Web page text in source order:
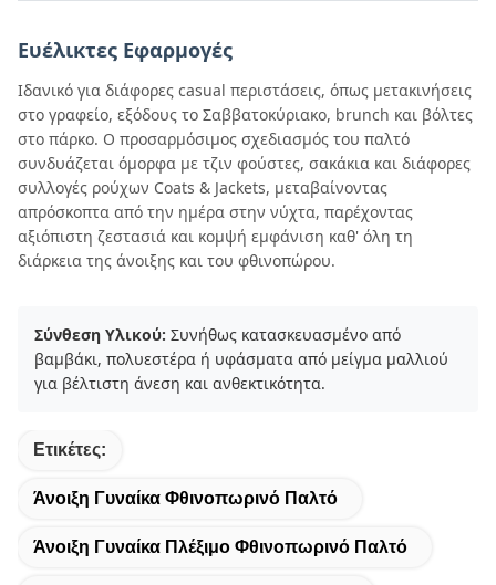
Ευέλικτες Εφαρμογές
Ιδανικό για διάφορες casual περιστάσεις, όπως μετακινήσεις
στο γραφείο, εξόδους το Σαββατοκύριακο, brunch και βόλτες
στο πάρκο. Ο προσαρμόσιμος σχεδιασμός του παλτό
συνδυάζεται όμορφα με τζιν φούστες, σακάκια και διάφορες
συλλογές ρούχων Coats & Jackets, μεταβαίνοντας
απρόσκοπτα από την ημέρα στην νύχτα, παρέχοντας
αξιόπιστη ζεστασιά και κομψή εμφάνιση καθ' όλη τη
διάρκεια της άνοιξης και του φθινοπώρου.
Σύνθεση Υλικού: Συνήθως κατασκευασμένο από
βαμβάκι, πολυεστέρα ή υφάσματα από μείγμα μαλλιού
για βέλτιστη άνεση και ανθεκτικότητα.
Ετικέτες:
Άνοιξη Γυναίκα Φθινοπωρινό Παλτό
Άνοιξη Γυναίκα Πλέξιμο Φθινοπωρινό Παλτό